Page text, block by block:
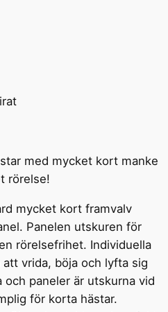
med mycket kort manke
rörelse!
mycket kort framvalv
Panelen utskuren för
rörelsefrihet. Individuella
vrida, böja och lyfta sig
paneler är utskurna vid
för korta hästar.